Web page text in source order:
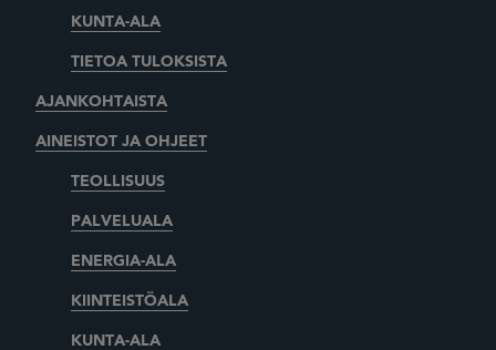
KUNTA-ALA
TIETOA TULOKSISTA
AJANKOHTAISTA
AINEISTOT JA OHJEET
TEOLLISUUS
PALVELUALA
ENERGIA-ALA
KIINTEISTÖALA
KUNTA-ALA